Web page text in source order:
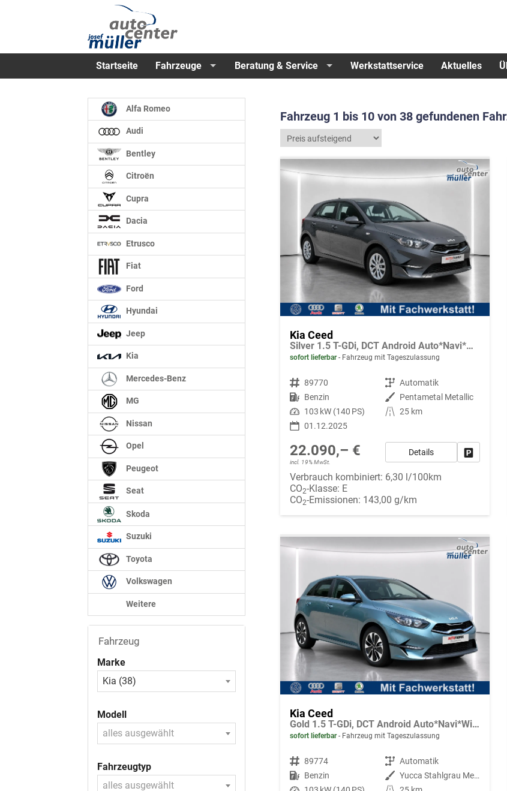
Startseite Fahrzeuge Beratung & Service Werkstattservice Aktuelles
Fahrzeug 1 bis 10 von 38 gefundenen
Kia Ceed
Silver 1.5 T-GDi, DCT Android Auto*Navi*WinterPak*Kamera*Klima*PDC hinten
sofort lieferbar Fahrzeug mit Tageszulassung
Fahrzeugnr. 89770 Getriebe Automatik
Kraftstoff Benzin Außenfarbe Pentametal Metallic
Leistung 103 kW (140 PS) Kilometerstand 25 km
01.12.2025
22.090,– €
incl. 19% MwSt.
Details
Verbrauch kombiniert: 6,30 l/100km
CO2-Klasse: E
CO2-Emissionen: 143,00 g/km
Kia Ceed
Gold 1.5 T-GDi, DCT Android Auto*Navi*WinterPak*Klimaauto*16"*Kamera*PrivacyGlas*
sofort lieferbar Fahrzeug mit Tageszulassung
Fahrzeugnr. 89774 Getriebe Automatik
Kraftstoff Benzin Außenfarbe
Yucca Stahlgrau Metallic
Alfa Romeo
Audi
Bentley
Citroën
Cupra
Dacia
Etrusco
Fiat
Ford
Hyundai
Jeep
Kia
Mercedes-Benz
MG
Nissan
Opel
Peugeot
Seat
Skoda
Suzuki
Toyota
Volkswagen
Weitere
Fahrzeug
Marke
Kia (38)
Modell
alles ausgewählt
Fahrzeugtyp
alles ausgewählt